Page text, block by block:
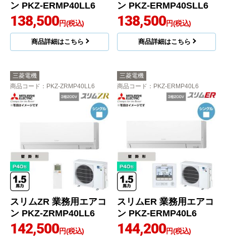
ン PKZ-ERMP40LL6
138,500円(税込)
商品詳細はこちら
ン PKZ-ERMP40SLL6
138,500円(税込)
商品詳細はこちら
三菱電機
商品コード ：PKZ-ZRMP40LL6
スリムZR 業務用エアコ
ン PKZ-ZRMP40LL6
142,500円(税込)
三菱電機
商品コード ：PKZ-ERMP40L6
スリムER 業務用エアコ
ン PKZ-ERMP40L6
144,200円(税込)